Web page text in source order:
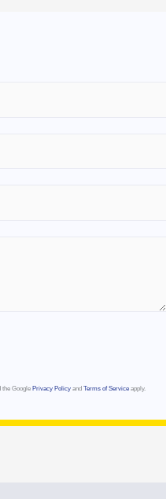
the Google Privacy Policy and Terms of Service apply.